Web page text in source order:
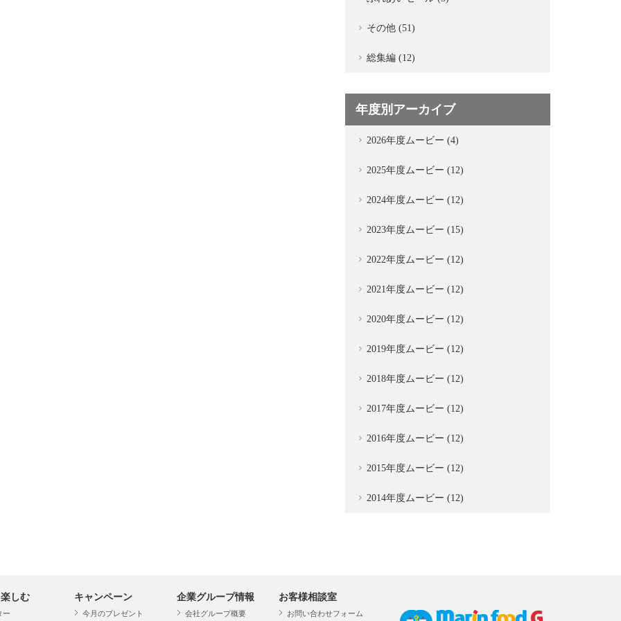
その他 (51)
総集編 (12)
年度別アーカイブ
2026年度ムービー (4)
2025年度ムービー (12)
2024年度ムービー (12)
2023年度ムービー (15)
2022年度ムービー (12)
2021年度ムービー (12)
2020年度ムービー (12)
2019年度ムービー (12)
2018年度ムービー (12)
2017年度ムービー (12)
2016年度ムービー (12)
2015年度ムービー (12)
2014年度ムービー (12)
しむ
ー
キャンペーン
今月のプレゼント
企業グループ情報
会社グループ概要
お客様相談室
お問い合わせフォーム